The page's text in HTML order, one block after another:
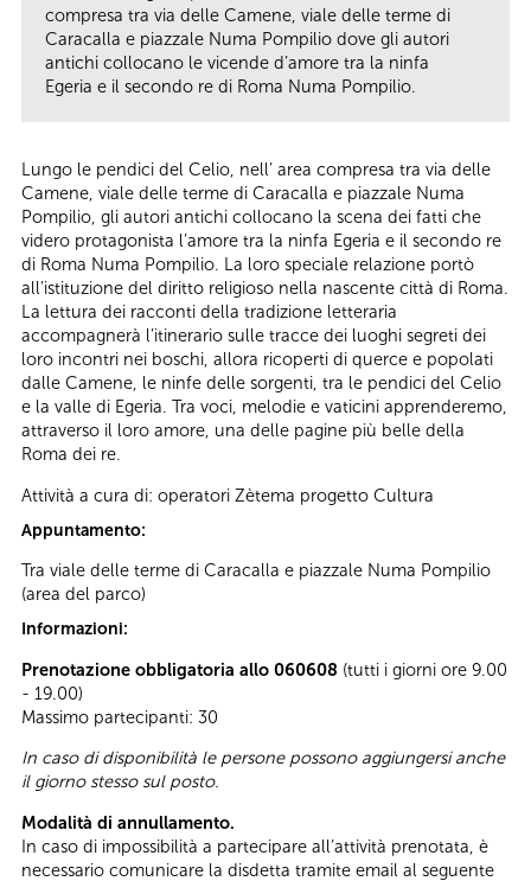
compresa tra via delle Camene, viale delle terme di
Caracalla e piazzale Numa Pompilio dove gli autori
antichi collocano le vicende d’amore tra la ninfa
Egeria e il secondo re di Roma Numa Pompilio.
Lungo le pendici del Celio, nell’ area compresa tra via delle
Camene, viale delle terme di Caracalla e piazzale Numa
Pompilio, gli autori antichi collocano la scena dei fatti che
videro protagonista l’amore tra la ninfa Egeria e il secondo re
di Roma Numa Pompilio. La loro speciale relazione portò
all’istituzione del diritto religioso nella nascente città di Roma.
La lettura dei racconti della tradizione letteraria
accompagnerà l’itinerario sulle tracce dei luoghi segreti dei
loro incontri nei boschi, allora ricoperti di querce e popolati
dalle Camene, le ninfe delle sorgenti, tra le pendici del Celio
e la valle di Egeria. Tra voci, melodie e vaticini apprenderemo,
attraverso il loro amore, una delle pagine più belle della
Roma dei re.
Attività a cura di: operatori Zètema progetto Cultura
Appuntamento:
Tra viale delle terme di Caracalla e piazzale Numa Pompilio
(area del parco)
Informazioni:
Prenotazione obbligatoria allo 060608 (tutti i giorni ore 9.00
- 19.00)
Massimo partecipanti: 30
In caso di disponibilità le persone possono aggiungersi anche
il giorno stesso sul posto.
Modalità di annullamento.
In caso di impossibilità a partecipare all’attività prenotata, è
necessario comunicare la disdetta tramite email al seguente